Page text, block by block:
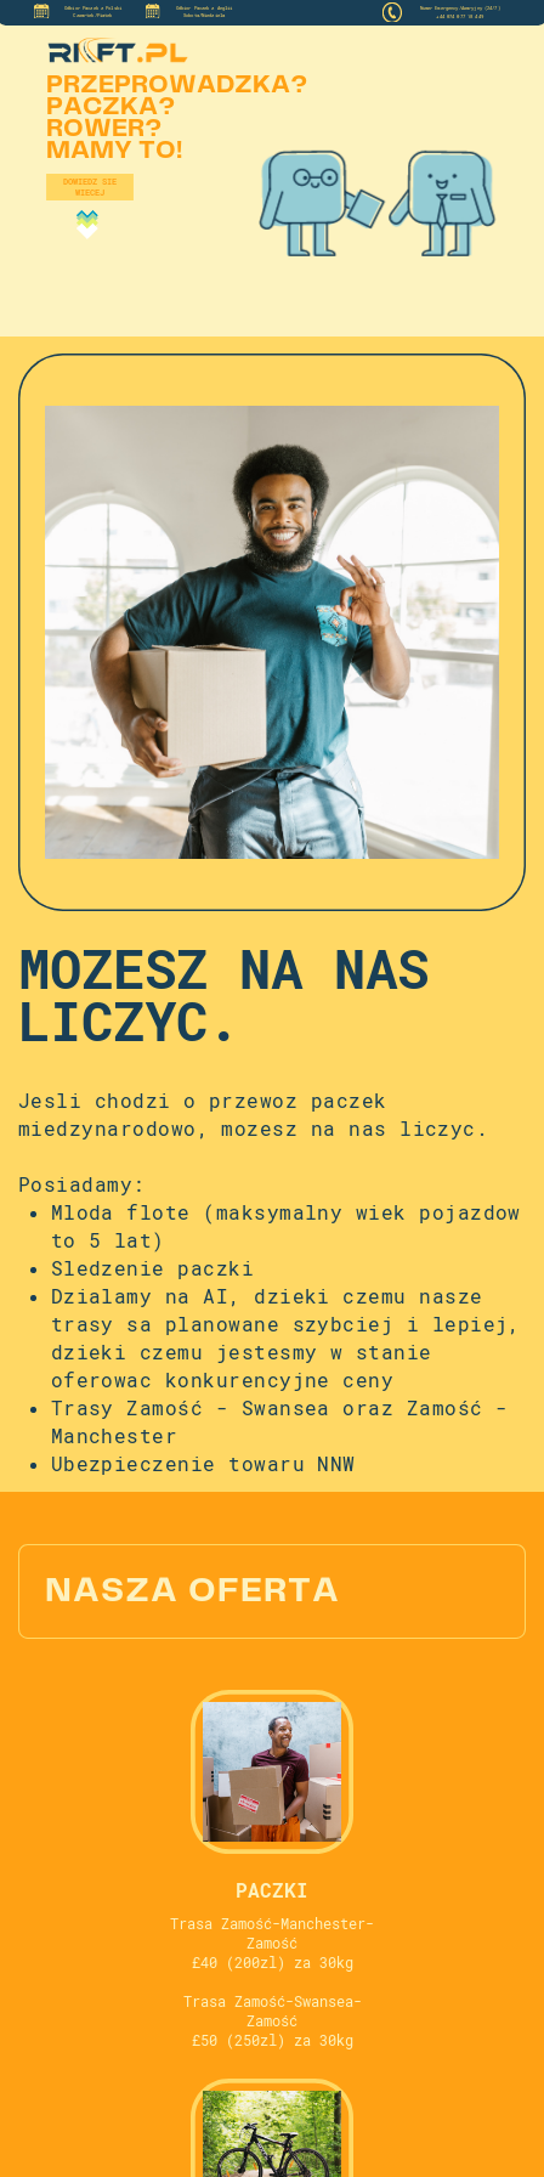
Odbior Paczek z Anglii
Sobota/Niedziela
Numer Emergency/Awaryjny (24/7)
+44 074 077 18 449
Odbior Paczek z Polski
Czwartek/Piatek
PRZEPROWADZKA?
PACZKA?
ROWER?
MAMY TO!
DOWIEDZ SIE
WIECEJ
MOZESZ NA NAS
LICZYC.
Jesli chodzi o przewoz paczek
miedzynarodowo, mozesz na nas liczyc.
Posiadamy:
Mloda flote (maksymalny wiek pojazdow
to 5 lat)
Sledzenie paczki
Dzialamy na AI, dzieki czemu nasze
trasy sa planowane szybciej i lepiej,
dzieki czemu jestesmy w stanie
oferowac konkurencyjne ceny
Trasy Zamość - Swansea oraz Zamość -
Manchester
Ubezpieczenie towaru NNW
NASZA OFERTA
PACZKI
Trasa Zamość-Manchester-
Zamość
£40 (200zl) za 30kg
Trasa Zamość-Swansea-
Zamość
£50 (250zl) za 30kg